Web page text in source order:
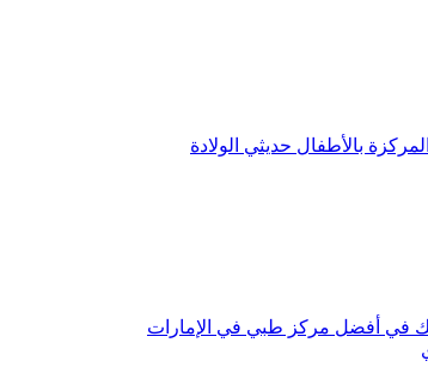
بالأطفال حديثي الولادة
في أفضل مركز طبي في الإمارات